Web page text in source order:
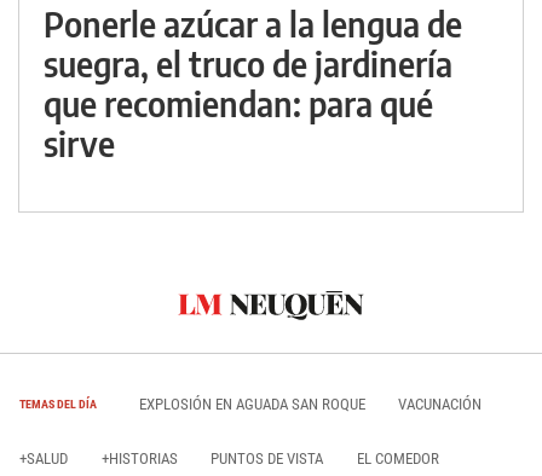
Ponerle azúcar a la lengua de
suegra, el truco de jardinería
que recomiendan: para qué
sirve
TEMAS DEL DÍA EXPLOSIÓN EN AGUADA SAN ROQUE VACUNACIÓN
+SALUD +HISTORIAS PUNTOS DE VISTA EL COMEDOR